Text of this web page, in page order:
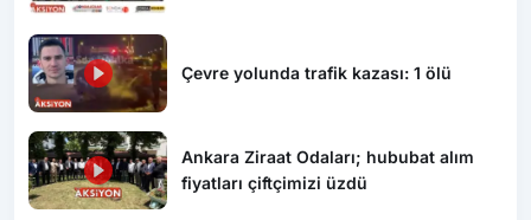
Çevre yolunda trafik kazası: 1 ölü
Ankara Ziraat Odaları; hububat alım
fiyatları çiftçimizi üzdü